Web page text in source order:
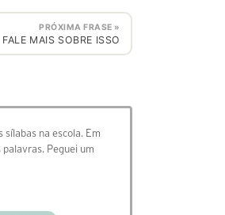
PRÓXIMA FRASE »
⁣FALE MAIS SOBRE ISSO
sílabas na escola. Em
Peguei um